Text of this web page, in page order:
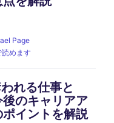
Page
読めます
れる仕事と
後のキャリアア
ポイントを解説